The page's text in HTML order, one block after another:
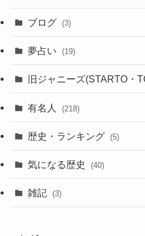
ブログ (3)
夢占い (19)
旧ジャニーズ(STARTO・
有名人 (218)
歴史・ランキング (5)
気になる歴史 (40)
雑記 (3)